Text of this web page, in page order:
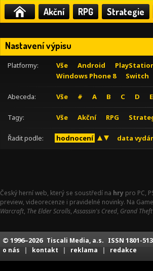
Akční RPG Strategie
Nastavení výpisu
Platformy: Vše Android
Windows Phone 8
Switch
Abeceda: Vše # A B C D E
Tagy: Vše Akční RPG
Řadit podle: hodnocení data
Český herní web, který se soustředí na hry pro PC,
preview, videorecenze i pravidelné novinky. Na
Warcraft, The Elder Scrolls,Assassin's Creed, Grand
© 1996–2026 Tiscali Media, a.s. ISSN 1801-
o nás | kontakt | reklama | redakce